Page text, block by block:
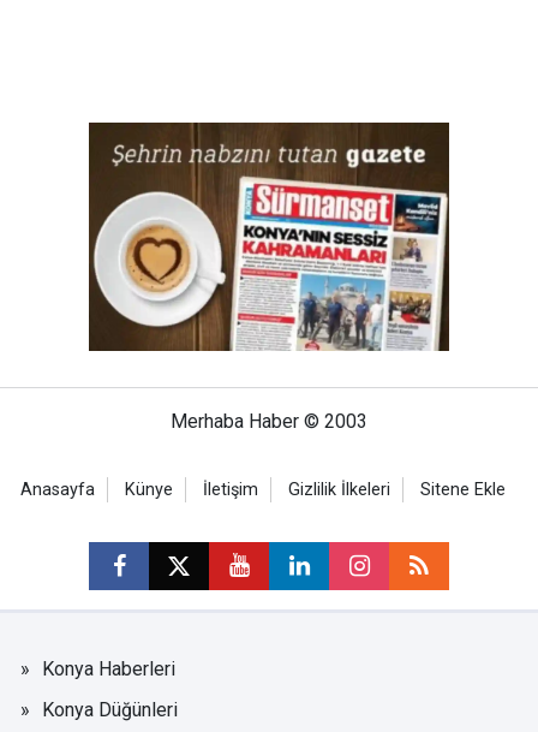
Merhaba Haber © 2003
Anasayfa Künye İletişim Gizlilik İlkeleri Sitene Ekle
Konya Haberleri
Konya Düğünleri